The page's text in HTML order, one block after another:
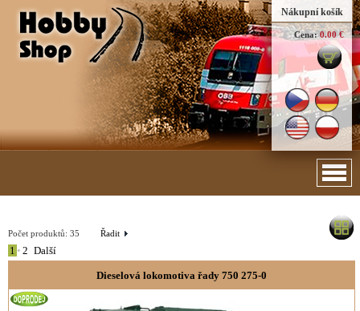
Nákupní košík
Cena: 0.00 €
Řadit
Počet produktů: 35
1 • 2 Další
Dieselová lokomotiva řady 750 275-0